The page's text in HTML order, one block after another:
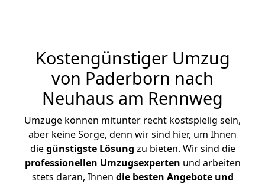
Kostengünstiger Umzug
von Paderborn nach
Neuhaus am Rennweg
Umzüge können mitunter recht kostspielig sein,
aber keine Sorge, denn wir sind hier, um Ihnen
diegünstigste Lösung zu bieten. Wir sind die
professionellen Umzugsexperten und arbeiten
stets daran, Ihnen die besten Angebote und